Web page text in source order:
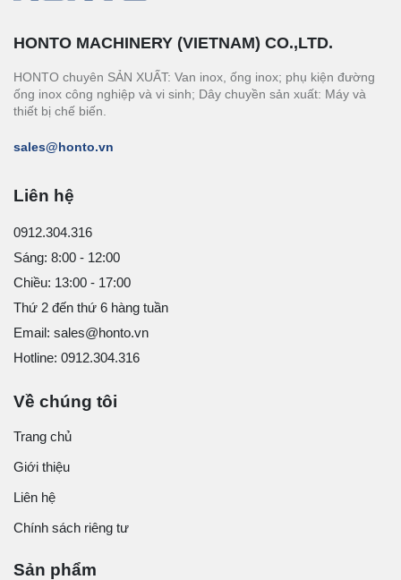
HONTO MACHINERY (VIETNAM) CO.,LTD.
HONTO chuyên SẢN XUẤT: Van inox, ống inox; phụ kiện đường
ống inox công nghiệp và vi sinh; Dây chuyền sản xuất: Máy và
thiết bị chế biến.
sales@honto.vn
Liên hệ
0912.304.316
Sáng: 8:00 - 12:00
Chiều: 13:00 - 17:00
Thứ 2 đến thứ 6 hàng tuần
Email: sales@honto.vn
Hotline: 0912.304.316
Về chúng tôi
Trang chủ
Giới thiệu
Liên hệ
Chính sách riêng tư
Sản phẩm